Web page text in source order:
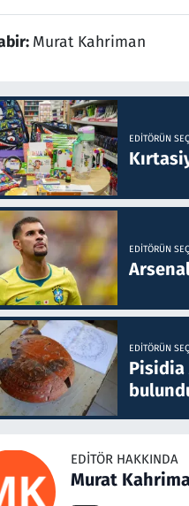
Murat Kahriman
EDITÖRÜN
EDITÖRÜN
EDITÖRÜN
EDITÖR HAKKINDA
Murat